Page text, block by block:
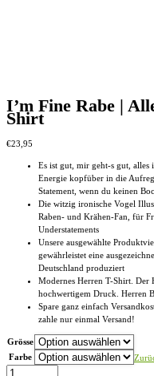
I’m Fine Rabe |
Shirt
€23,95
Es ist gut, mir geht-s gut,
Energie kopfüber in die
Statement, wenn du keinen
Die witzig ironische Vogel
Raben- und Krähen-Fan, für
Understatements
Unsere ausgewählte
gewährleistet eine
Deutschland produziert
Modernes Herren T-Shirt. Der
hochwertigem Druck. Herren
Spare ganz einfach
zahle nur einmal Versand!
Grösse
Farbe
I’m